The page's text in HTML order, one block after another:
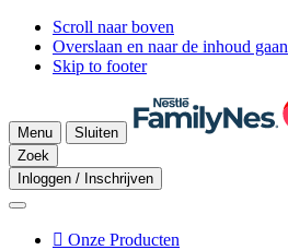
Scroll naar boven
Overslaan en naar de inhoud gaan
Skip to footer
Menu
Sluiten
Zoek
Inloggen / Inschrijven
 Onze Producten